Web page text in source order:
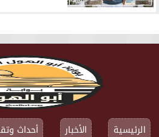
الرئيسية الأخبار أحداث